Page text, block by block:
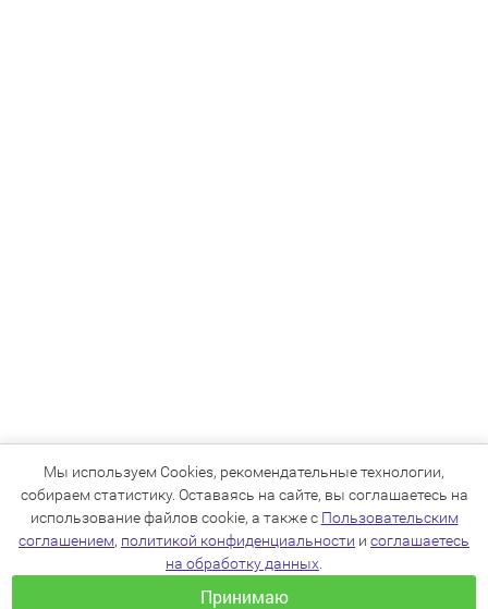
Мы используем Cookies, рекомендательные технологии,
собираем статистику. Оставаясь на сайте, вы соглашаетесь на
использование файлов cookie, а также с Пользовательским
соглашением, политикой конфиденциальности и соглашаетесь
на обработку данных
Принимаю